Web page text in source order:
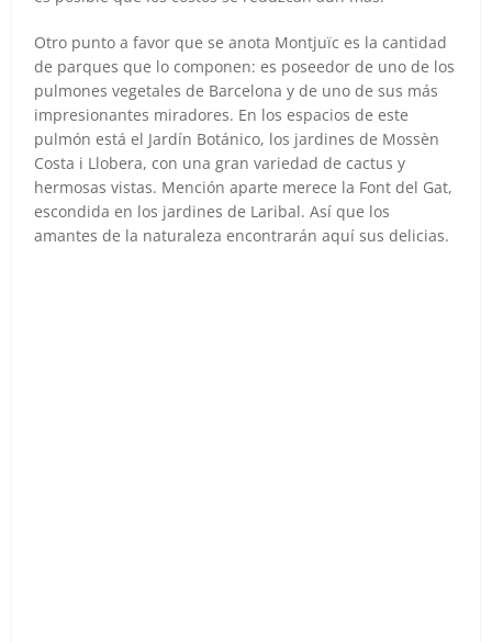
Otro punto a favor que se anota Montjuïc es la cantidad
de parques que lo componen: es poseedor de uno de los
pulmones vegetales de Barcelona y de uno de sus más
impresionantes miradores. En los espacios de este
pulmón está el Jardín Botánico, los jardines de Mossèn
Costa i Llobera, con una gran variedad de cactus y
hermosas vistas. Mención aparte merece la Font del Gat,
escondida en los jardines de Laribal. Así que los
amantes de la naturaleza encontrarán aquí sus delicias.